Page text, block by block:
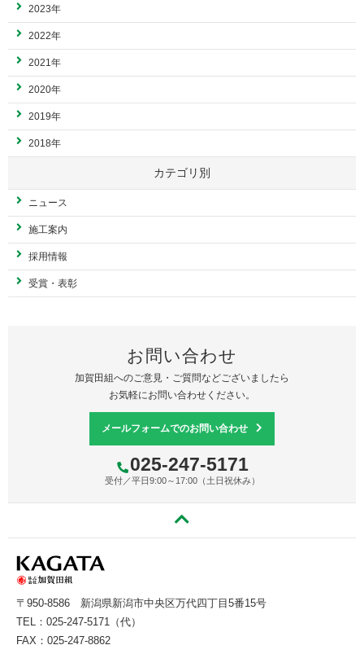
2023年
2022年
2021年
2020年
2019年
2018年
カテゴリ別
ニュース
施工案内
採用情報
受賞・表彰
お問い合わせ
加賀田組へのご意見・ご質問などございましたら
お気軽にお問い合わせください。
メールフォームでのお問い合わせ
025-247-5171
受付／平日9:00～17:00（土日祝休み）
〒950-8586 新潟県新潟市中央区万代四丁目5番15号
TEL： 025-247-5171 （代）
FAX：025-247-8862